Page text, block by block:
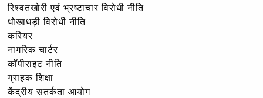
रिश्वतखोरी एवं भ्रष्टाचार विरोधी नीति
धोखाधड़ी विरोधी नीति
करियर
नागरिक चार्टर
कॉपीराइट नीति
ग्राहक शिक्षा
केंद्रीय सतर्कता आयोग